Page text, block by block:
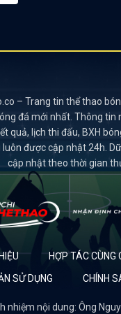
– Trang tin thể thao
đá mới nhất. Thông tin
quả, lịch thi đấu, BXH
được cập nhật 24h.
cập nhật theo thời gian
HỢP TÁC CÙNG
SỬ DỤNG
CHÍNH
nhiệm nội dung: Ông